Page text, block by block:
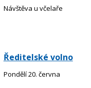
Návštěva u včelaře
Ředitelské volno
Pondělí 20. června